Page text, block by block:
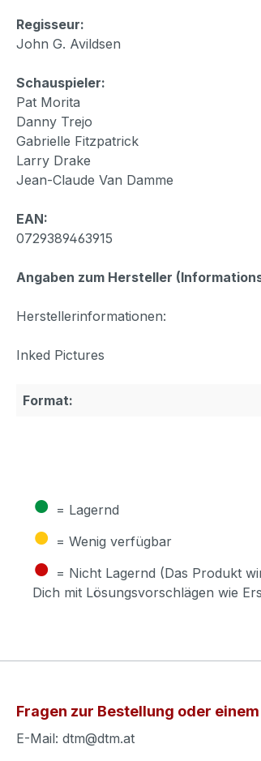
Regisseur:
John G. Avildsen
Schauspieler:
Pat Morita
Danny Trejo
Gabrielle Fitzpatrick
Larry Drake
Jean-Claude Van Damme
EAN:
0729389463915
Angaben zum Hersteller
Herstellerinformationen:
Inked Pictures
Format:
● = Lagernd
● = Wenig verfügbar
● = Nicht Lagernd (Das Produkt
Dich mit Lösungsvorschlägen wie
Fragen zur Bestellung oder
E-Mail: dtm@dtm.at